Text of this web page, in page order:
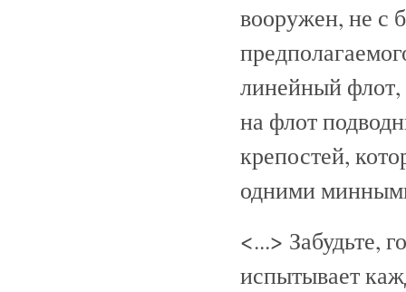
вооружен, не с
линейный
на флот
крепостей,
одними
<...> Забудьте,
испытывает